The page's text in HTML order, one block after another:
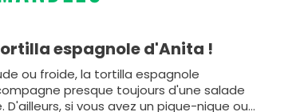
espagnole d'Anita !
ou froide, la tortilla espagnole
presque toujours d'une salade
D'ailleurs, si vous avez un pique-nique ou